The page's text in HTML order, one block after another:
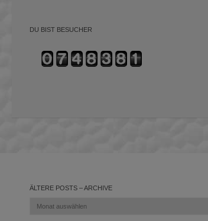
DU BIST BESUCHER
ÄLTERE POSTS – ARCHIVE
Ältere